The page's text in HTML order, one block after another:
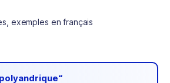
exemples en français